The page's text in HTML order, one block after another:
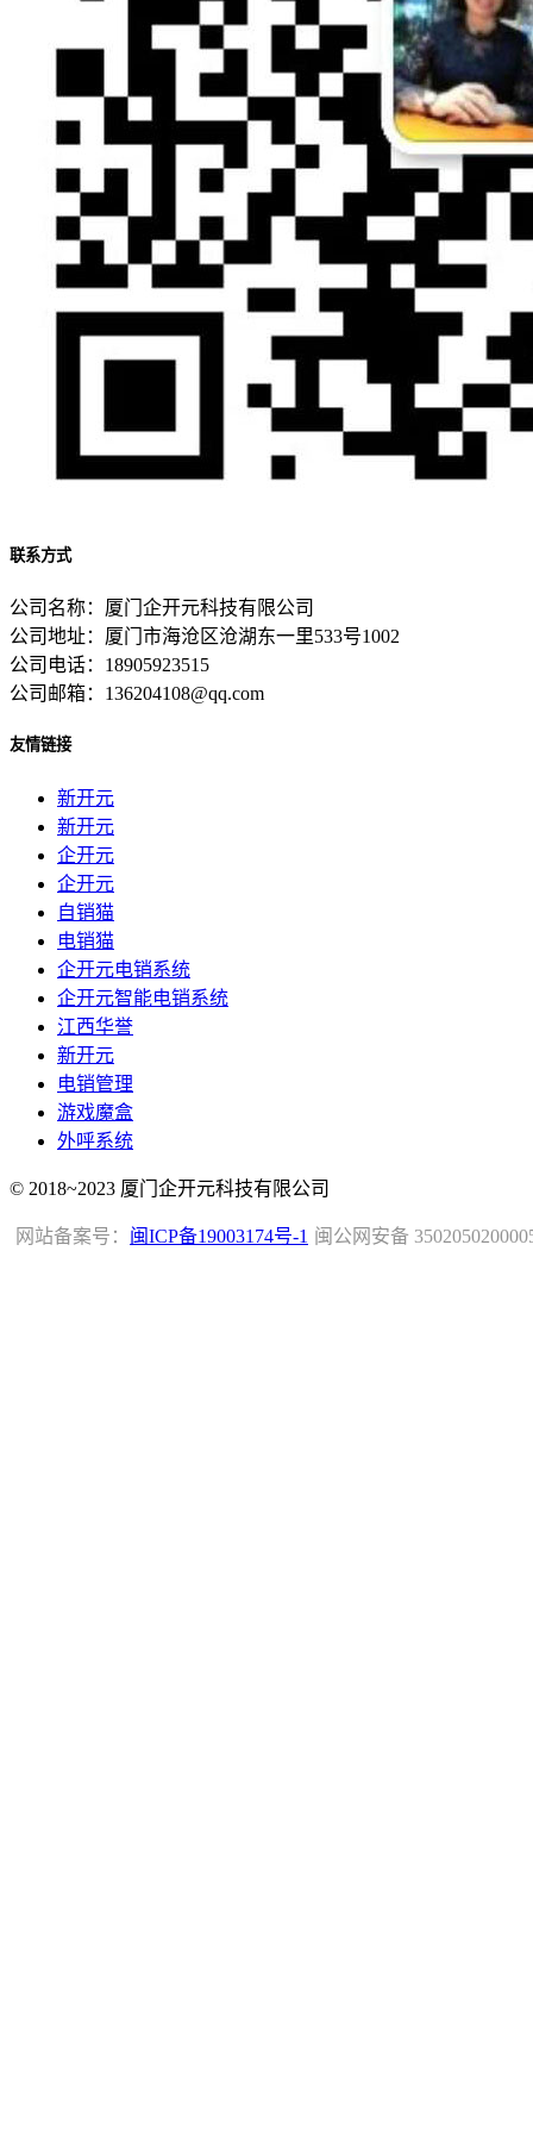
联系方式
公司名称：厦门企开元科技有限公司
公司地址：厦门市海沧区沧湖东一里533号1002
公司电话：18905923515
公司邮箱：136204108@qq.com
友情链接
新开元
新开元
企开元
企开元
自销猫
电销猫
企开元电销系统
企开元智能电销系统
江西华誉
新开元
电销管理
游戏魔盒
外呼系统
© 2018~2023 厦门企开元科技有限公司
闽公网安备
网站备案号： 闽ICP备19003174号-1